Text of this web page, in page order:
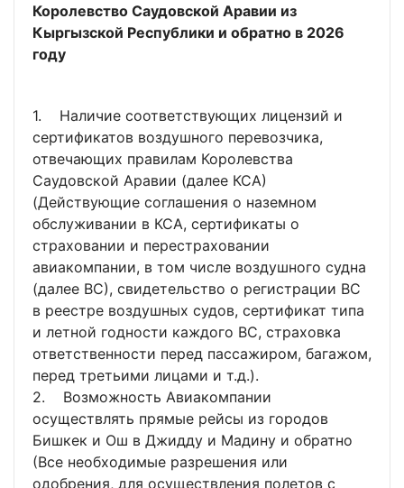
Королевство Саудовской Аравии из
Кыргызской Республики и обратно в 2026
году
1. Наличие соответствующих лицензий и
сертификатов воздушного перевозчика,
отвечающих правилам Королевства
Саудовской Аравии (далее КСА)
(Действующие соглашения о наземном
обслуживании в КСА, сертификаты о
страховании и перестраховании
авиакомпании, в том числе воздушного судна
(далее ВС), свидетельство о регистрации ВС
в реестре воздушных судов, сертификат типа
и летной годности каждого ВС, страховка
ответственности перед пассажиром, багажом,
перед третьими лицами и т.д.).
2. Возможность Авиакомпании
осуществлять прямые рейсы из городов
Бишкек и Ош в Джидду и Мадину и обратно
(Все необходимые разрешения или
одобрения, для осуществления полетов с